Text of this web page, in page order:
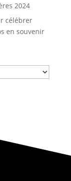
2024
célébrer
en souvenir